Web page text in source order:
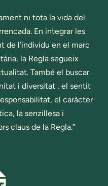
ni tota la vida del
En integrar les
de l’individu en el marc
la Regla segueix
També el buscar
i diversitat , el sentit
el caràcter
la senzillesa i
claus de la Regla.”